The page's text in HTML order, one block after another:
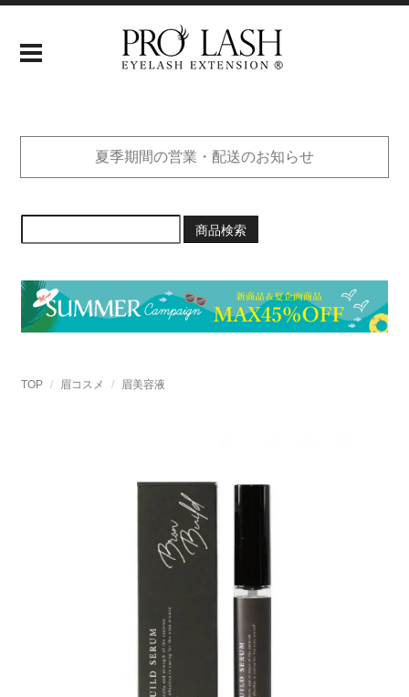
夏季期間の営業・配送のお知らせ
商品検索
TOP 眉コスメ 眉美容液